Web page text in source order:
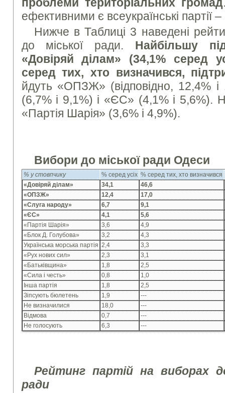
ефективними є всеукраїнські партії
Нижче в Таблиці 3 наведені
до міської ради. Найбільшу
«Довіряй ділам» (34,1% серед
серед тих, хто визначився,
йдуть «ОПЗЖ» (відповідно, 12,4%
(6,7% і 9,1%) і «ЄС» (4,1% і 5,6%).
«Партія Шарія» (3,6% і 4,9%).
Вибори до міської ради Одеси
% у стовпчику % серед усіх % серед тих, хто визначився
«Довіряй ділам»
34,1
46,6
«ОПЗЖ»
12,4
17,0
«Слуга народу»
6,7
9,1
«ЄС»
4,1
5,6
«Партія Шарія»
3,6
4,9
«Блок Д. Голубова»
3,2
4,3
Українська морська партія 2,4
3,3
«Рух нових сил»
2,3
3,1
«Батьківщина»
1,8
2,5
«Сила і честь»
0,8
1,0
Інша партія
1,8
2,5
Зіпсують бюлетень
1,9
---
Не визначилися
18,0
---
Відмова
0,7
---
Не голосують
6,3 ---
Рейтинг партій на виборах
ради